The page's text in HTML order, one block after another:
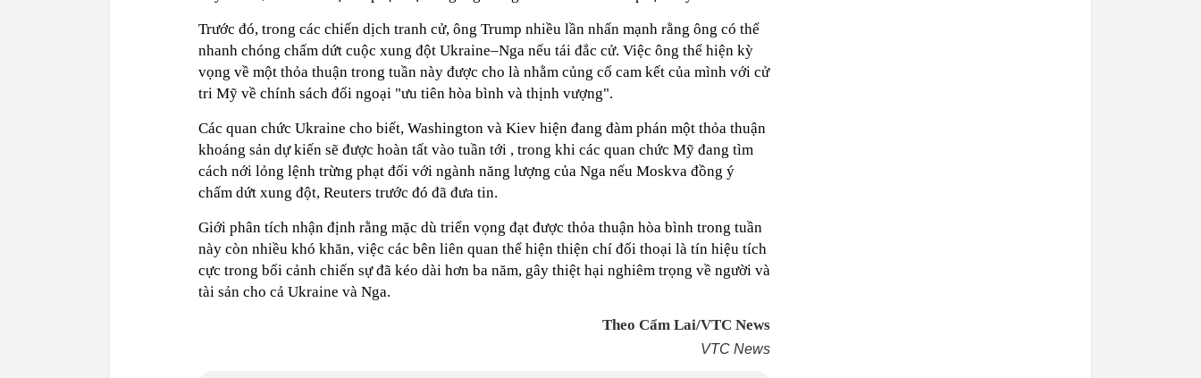
Trước đó, trong các chiến dịch tranh cử, ông Trump nhiều lần nhấn mạnh rằng ông có thể
nhanh chóng chấm dứt cuộc xung đột Ukraine–Nga nếu tái đắc cử. Việc ông thể hiện kỳ
vọng về một thỏa thuận trong tuần này được cho là nhằm củng cố cam kết của mình với cử
tri Mỹ về chính sách đối ngoại "ưu tiên hòa bình và thịnh vượng".
Các quan chức Ukraine cho biết, Washington và Kiev hiện đang đàm phán một thỏa thuận
khoáng sản dự kiến ​​sẽ được hoàn tất vào tuần tới , trong khi các quan chức Mỹ đang tìm
cách nới lỏng lệnh trừng phạt đối với ngành năng lượng của Nga nếu Moskva đồng ý
chấm dứt xung đột, Reuters trước đó đã đưa tin.
Giới phân tích nhận định rằng mặc dù triển vọng đạt được thỏa thuận hòa bình trong tuần
này còn nhiều khó khăn, việc các bên liên quan thể hiện thiện chí đối thoại là tín hiệu tích
cực trong bối cảnh chiến sự đã kéo dài hơn ba năm, gây thiệt hại nghiêm trọng về người và
tài sản cho cả Ukraine và Nga.
Theo Cẩm Lai/VTC News
VTC News